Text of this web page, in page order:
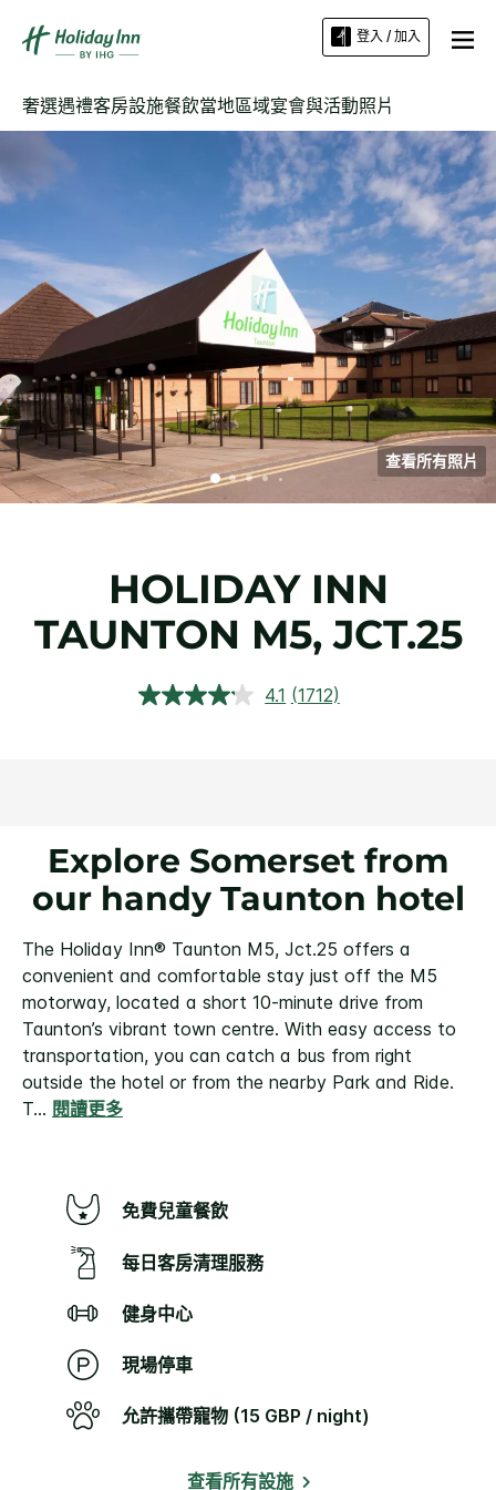
登入 / 加入
奢選遇禮客房設施餐飲當地區域宴會與活動照片
查看所有照片
HOLIDAY INN
TAUNTON M5, JCT.25
4.1 閱
連
結。
(1712)
Explore Somerset from
our handy Taunton hotel
The Holiday Inn® Taunton M5, Jct.25 offers a
convenient and comfortable stay just off the M5
motorway, located a short 10-minute drive from
Taunton’s vibrant town centre. With easy access to
transportation, you can catch a bus from right
outside the hotel or from the nearby Park and Ride.
T... 閱讀更多
免費兒童餐飲
每日客房清理服務
健身中心
現場停車
允許攜帶寵物 (15 GBP / night)
查看所有設施